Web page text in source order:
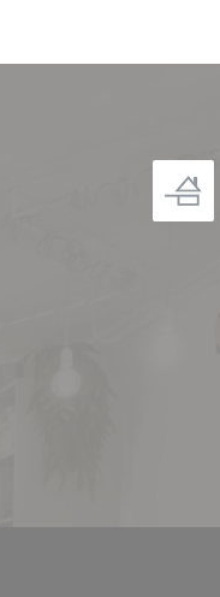
une nouvelle fenêtre))